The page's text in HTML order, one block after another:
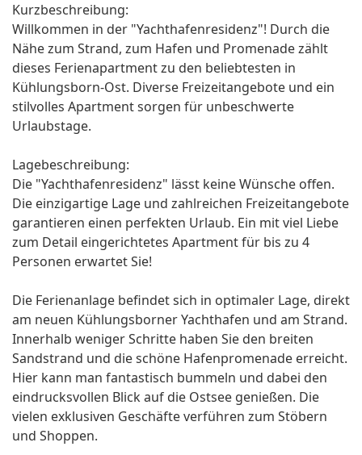
Kurzbeschreibung:
Willkommen in der "Yachthafenresidenz"! Durch die
Nähe zum Strand, zum Hafen und Promenade zählt
dieses Ferienapartment zu den beliebtesten in
Kühlungsborn-Ost. Diverse Freizeitangebote und ein
stilvolles Apartment sorgen für unbeschwerte
Urlaubstage.
Lagebeschreibung:
Die "Yachthafenresidenz" lässt keine Wünsche offen.
Die einzigartige Lage und zahlreichen Freizeitangebote
garantieren einen perfekten Urlaub. Ein mit viel Liebe
zum Detail eingerichtetes Apartment für bis zu 4
Personen erwartet Sie!
Die Ferienanlage befindet sich in optimaler Lage, direkt
am neuen Kühlungsborner Yachthafen und am Strand.
Innerhalb weniger Schritte haben Sie den breiten
Sandstrand und die schöne Hafenpromenade erreicht.
Hier kann man fantastisch bummeln und dabei den
eindrucksvollen Blick auf die Ostsee genießen. Die
vielen exklusiven Geschäfte verführen zum Stöbern
und Shoppen.